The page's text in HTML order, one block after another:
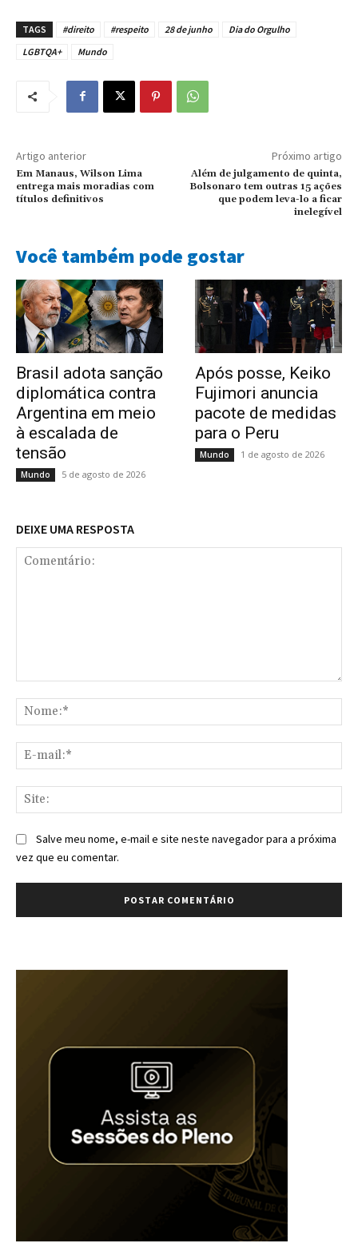
TAGS #direito #respeito 28 de junho
Dia do Orgulho
LGBTQA+
Mundo
Artigo anterior
Em Manaus, Wilson Lima
entrega mais moradias com
títulos definitivos
Próximo artigo
Além de julgamento de quinta,
Bolsonaro tem outras 15 ações
que podem leva-lo a ficar
inelegível
Você também pode gostar
Brasil adota sanção
diplomática contra
Argentina em meio
à escalada de
tensão
Mundo 5 de agosto de 2026
Após posse, Keiko
Fujimori anuncia
pacote de medidas
para o Peru
Mundo 1 de agosto de 2026
DEIXE UMA RESPOSTA
Salve meu nome, e-mail e site neste navegador para a próxima
vez que eu comentar.